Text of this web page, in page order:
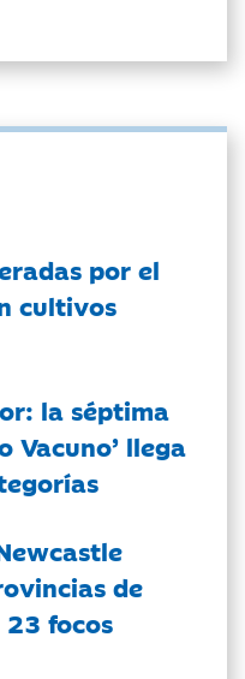
por el
cultivos
la séptima
Vacuno’ llega
de
focos